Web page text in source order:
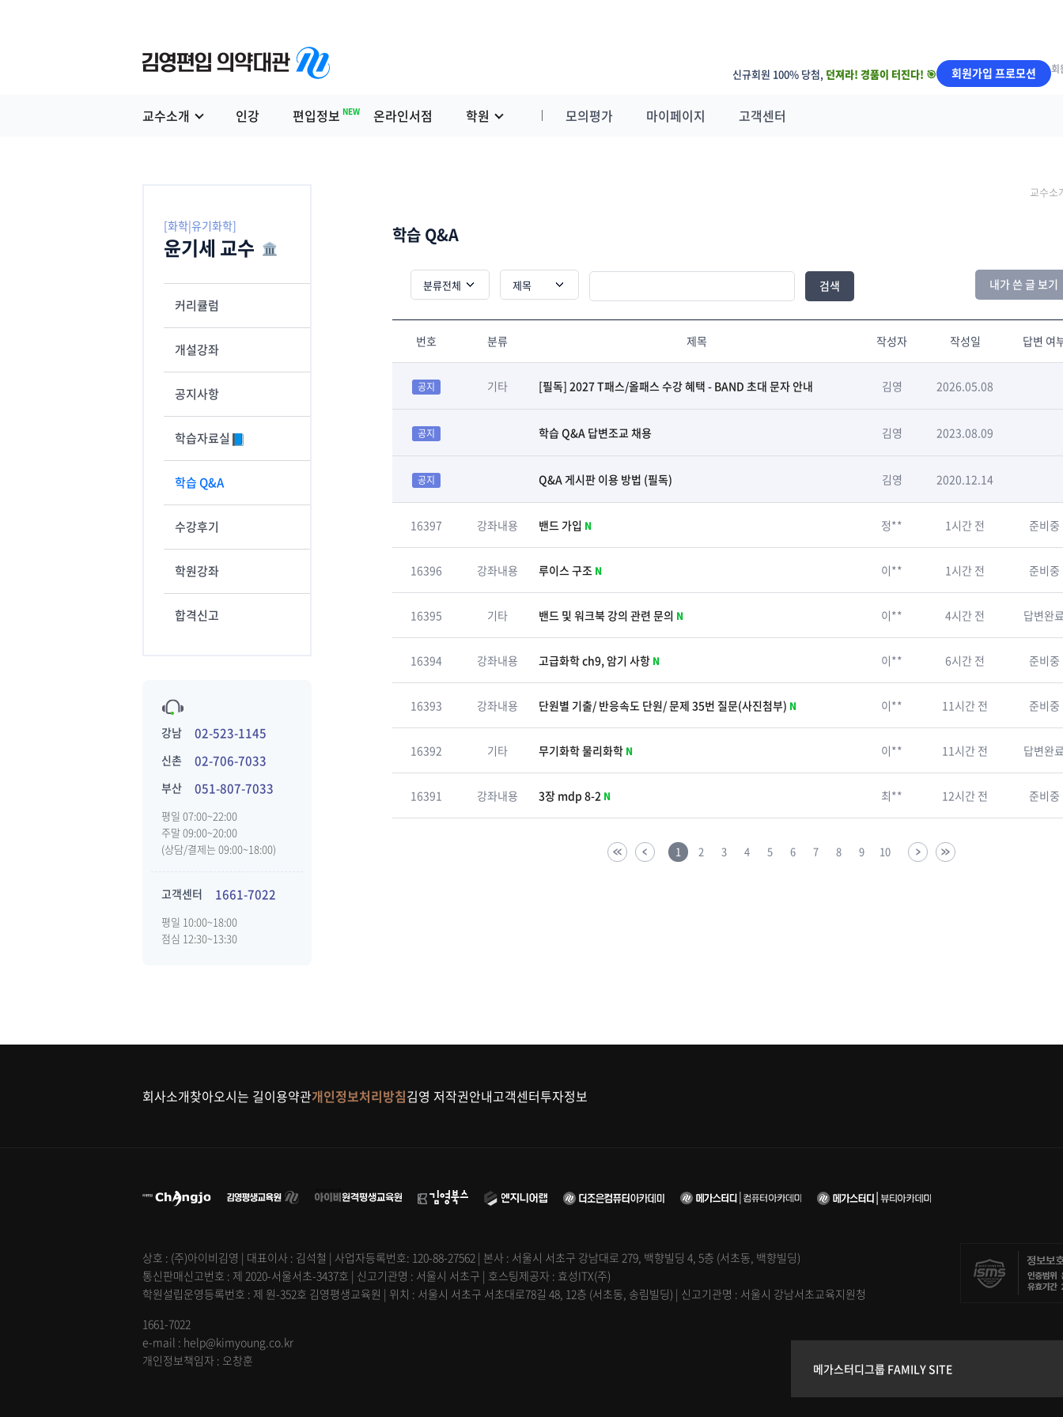
신규회원 100% 당첨, 던져라! 경품이 터진다! 🎯 회원가입 프로모션 회
교수소개 인강 편입정보 NEW 온라인서점 학원 모의평가 마이페이지 고객센터
[화학|유기화학]
윤기세 교수
커리큘럼
개설강좌
공지사항
학습자료실
학습 Q&A
수강후기
학원강좌
합격신고
강남 02-523-1145
신촌 02-706-7033
부산 051-807-7033
평일 07:00~22:00
주말 09:00~20:00
(상담/결제는 09:00~18:00)
고객센터 1661-7022
평일 10:00~18:00
점심 12:30~13:30
교수소
학습 Q&A
검색 내가 쓴 글 보기
번호 분류 제목 작성자 작성일 답변 여
공지 기타 [필독] 2027 T패스/올패스 수강 혜택 - BAND 초대 문자 안내 김영 2026.05.08
공지 학습 Q&A 답변조교 채용 김영 2023.08.09
공지 Q&A 게시판 이용 방법 (필독) 김영 2020.12.14
16397 강좌내용 밴드 가입 N 정** 1시간 전 준비중
16396 강좌내용 루이스 구조 N 이** 1시간 전 준비중
16395 기타 밴드 및 워크북 강의 관련 문의 N 이** 4시간 전 답변완
16394 강좌내용 고급화학 ch9, 암기 사항 N 이** 6시간 전 준비중
16393 강좌내용 단원별 기출/ 반응속도 단원/ 문제 35번 질문(사진첨부) N 이** 11시간 전 준비중
16392 기타 무기화학 물리화학 N 이** 11시간 전 답변완
16391 강좌내용 3장 mdp 8-2 N 최** 12시간 전 준비중
1 2 3 4 5 6 7 8 9 10
회사소개찾아오시는 길이용약관개인정보처리방침김영 저작권안내고객센터투자정보
상호 : (주)아이비김영 | 대표이사 : 김석철 | 사업자등록번호: 120-88-27562 | 본사 : 서울시 서초구 강남대로 279, 백향빌딩 4, 5층 (서초동, 백향빌딩)
통신판매신고번호 : 제 2020-서울서초-3437호 | 신고기관명 : 서울시 서초구 | 호스팅제공자 : 효성ITX(주)
학원설립운영등록번호 : 제 원-352호 김영평생교육원 | 위치 : 서울시 서초구 서초대로78길 48, 12층 (서초동, 송림빌딩) | 신고기관명 : 서울시 강남서초교육지원청
1661-7022
e-mail : help@kimyoung.co.kr
개인정보책임자 : 오창훈
메가스터디그룹 FAMILY SITE